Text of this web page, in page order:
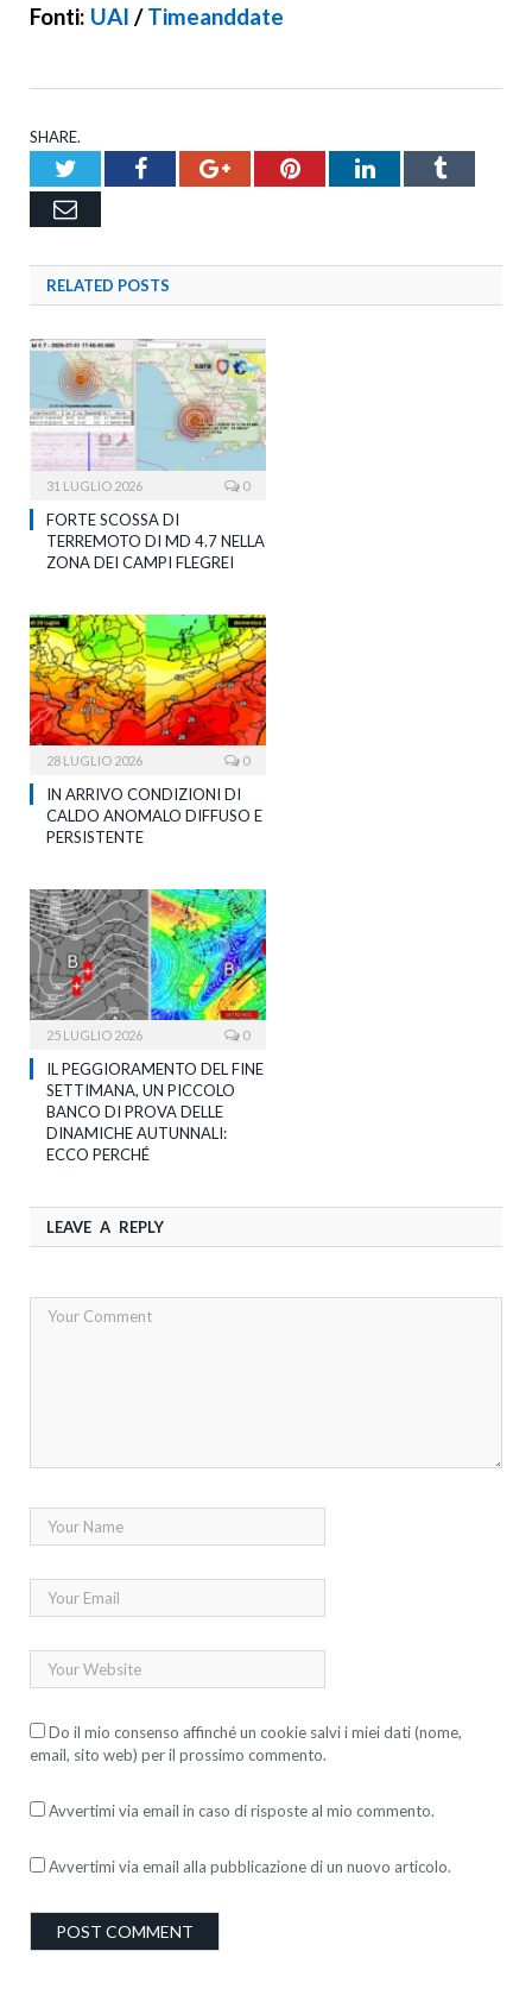
Fonti: UAI /Timeanddate
SHARE.
TwitterFacebookGoogle+PinterestLinkedInTumblr
Email
RELATED POSTS
31 LUGLIO 2026 0
FORTE SCOSSA DI
TERREMOTO DI MD 4.7 NELLA
ZONA DEI CAMPI FLEGREI
28 LUGLIO 2026 0
IN ARRIVO CONDIZIONI DI
CALDO ANOMALO DIFFUSO E
PERSISTENTE
25 LUGLIO 2026 0
IL PEGGIORAMENTO DEL FINE
SETTIMANA, UN PICCOLO
BANCO DI PROVA DELLE
DINAMICHE AUTUNNALI:
ECCO PERCHÉ
LEAVE A REPLY
Do il mio consenso affinché un cookie salvi i miei dati (nome,
email, sito web) per il prossimo commento.
Avvertimi via email in caso di risposte al mio commento.
Avvertimi via email alla pubblicazione di un nuovo articolo.